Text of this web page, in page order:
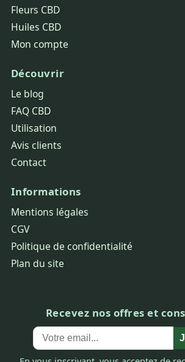
Fleurs CBD
Huiles CBD
Mon compte
Découvrir
Le blog
FAQ CBD
Utilisation
Avis clients
Contact
Informations
Mentions légales
CGV
Politique de confidentialité
Plan du site
Recevez nos offres et